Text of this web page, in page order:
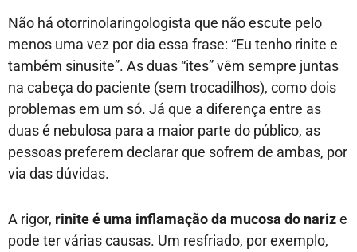
Não há otorrinolaringologista que não escute pelo
menos uma vez por dia essa frase: “Eu tenho rinite e
também sinusite”. As duas “ites” vêm sempre juntas
na cabeça do paciente (sem trocadilhos), como dois
problemas em um só. Já que a diferença entre as
duas é nebulosa para a maior parte do público, as
pessoas preferem declarar que sofrem de ambas, por
via das dúvidas.
A rigor, rinite é uma inflamação da mucosa do narize
pode ter várias causas. Um resfriado, por exemplo,